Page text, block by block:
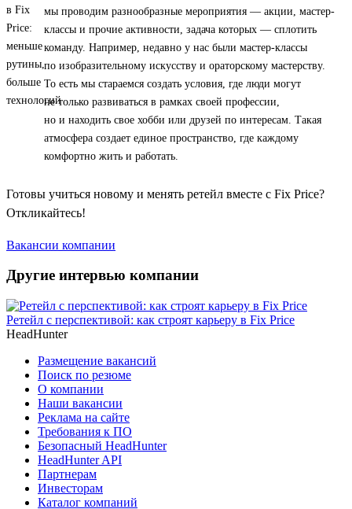
мы проводим разнообразные мероприятия — акции, мастер-
классы и прочие активности, задача которых — сплотить
команду. Например, недавно у нас были мастер-классы
по изобразительному искусству и ораторскому мастерству.
То есть мы стараемся создать условия, где люди могут
не только развиваться в рамках своей профессии,
но и находить свое хобби или друзей по интересам. Такая
атмосфера создает единое пространство, где каждому
комфортно жить и работать.
Готовы учиться новому и менять ретейл вместе с Fix Price?
Откликайтесь!
Вакансии компании
Другие интервью компании
Ретейл с перспективой: как строят карьеру в Fix Price
HeadHunter
Размещение вакансий
Поиск по резюме
О компании
Наши вакансии
Реклама на сайте
Требования к ПО
Безопасный HeadHunter
HeadHunter API
Партнерам
Инвесторам
Каталог компаний